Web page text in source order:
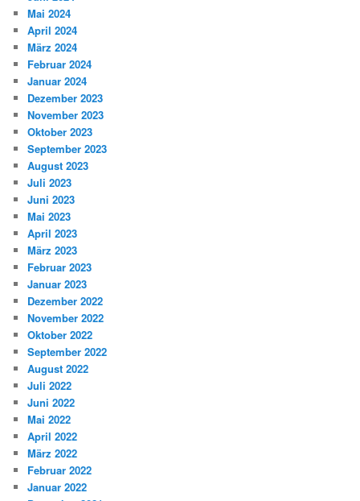
Mai 2024
April 2024
März 2024
Februar 2024
Januar 2024
Dezember 2023
November 2023
Oktober 2023
September 2023
August 2023
Juli 2023
Juni 2023
Mai 2023
April 2023
März 2023
Februar 2023
Januar 2023
Dezember 2022
November 2022
Oktober 2022
September 2022
August 2022
Juli 2022
Juni 2022
Mai 2022
April 2022
März 2022
Februar 2022
Januar 2022